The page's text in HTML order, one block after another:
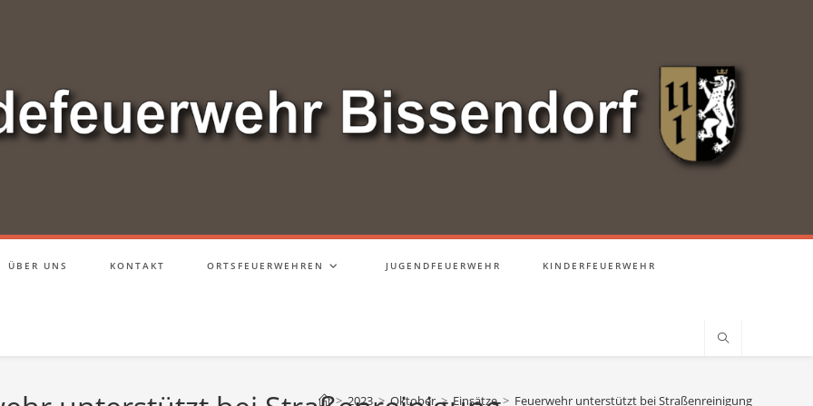
ÜBER UNS KONTAKT ORTSFEUERWEHREN JUGENDFEUERWEHR KINDERFEUERWEHR
> 2023 > Oktober > Einsätze > Feuerwehr unterstützt bei Straßenreinigung